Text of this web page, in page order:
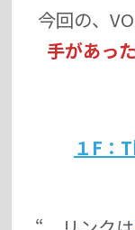
今回の、
手があっ
１F：